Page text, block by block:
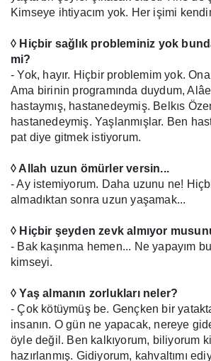
Kimseye ihtiyacım yok. Her işimi
◊ Hiçbir sağlık probleminiz yok
mi?
- Yok, hayır. Hiçbir problemim yok.
Ama birinin programında duydum,
hastaymış, hastanedeymiş. Belkıs
hastanedeymiş. Yaşlanmışlar. Ben
pat diye gitmek istiyorum.
◊ Allah uzun ömürler versin...
- Ay istemiyorum. Daha uzunu ne!
almadıktan sonra uzun yaşamak...
◊ Hiçbir şeyden zevk almıyor
- Bak kaşınma hemen... Ne yapayım
kimseyi.
◊ Yaş almanın zorlukları neler?
- Çok kötüymüş be. Gençken bir
insanın. O gün ne yapacak, nereye
öyle değil. Ben kalkıyorum, biliyorum
hazırlanmış. Gidiyorum, kahvaltımı